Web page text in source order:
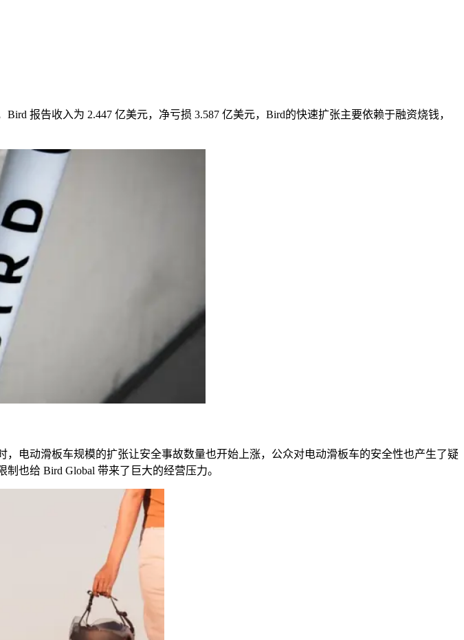
Bird 报告收入为 2.447 亿美元，净亏损 3.587 亿美元， Bird的快速扩张主要依赖于融资烧钱，
电动滑板车规模的扩张让安全事故数量也开始上涨，公众对电动滑板车的安全性也产生了疑
制也给 Bird Global 带来了巨大的经营压力。